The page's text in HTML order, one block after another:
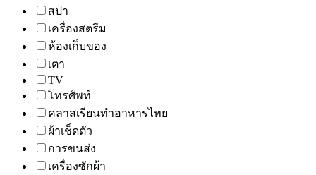
สปา
เครื่องสตรีม
ห้องเก็บของ
เตา
TV
โทรศัพท์
คลาสเรียนทำอาหารไทย
ผ้าเช็ดตัว
การขนส่ง
เครื่องซักผ้า